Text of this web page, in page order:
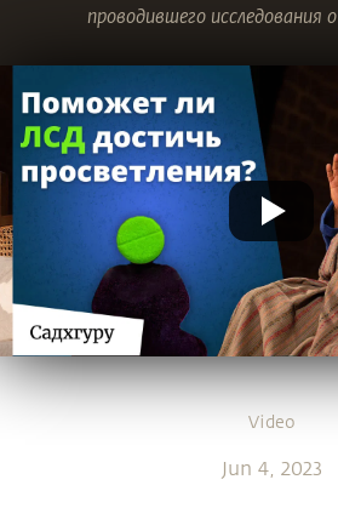
проводившего исследования
Video
Jun 4, 2023